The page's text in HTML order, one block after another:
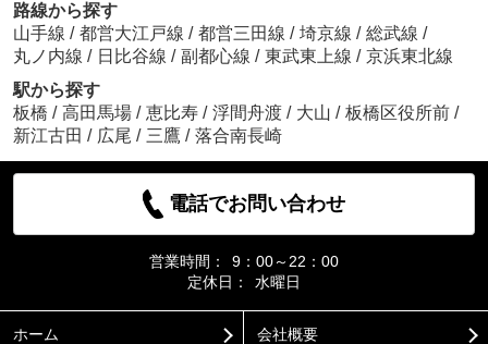
路線から探す
山手線 / 都営大江戸線 / 都営三田線 / 埼京線 / 総武線 /
丸ノ内線 / 日比谷線 / 副都心線 / 東武東上線 / 京浜東北線
駅から探す
板橋 / 高田馬場 / 恵比寿 / 浮間舟渡 / 大山 / 板橋区役所前 /
新江古田 / 広尾 / 三鷹 / 落合南長崎
電話でお問い合わせ
営業時間：
9：00～22：00
定休日：
水曜日
ホーム 会社概要